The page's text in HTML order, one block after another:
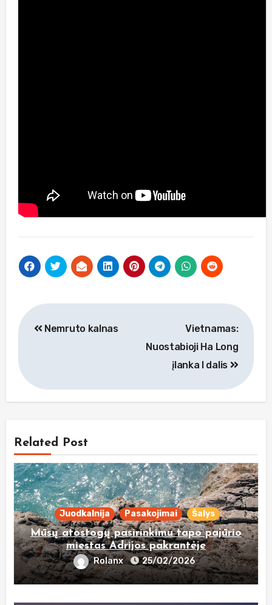
Navigacija
įrašų
Nemruto kalnas
Vietnamas:
Nuostabioji Ha Long
įlanka I dalis
Related Post
Juodkalnija Pasakojimai Šalys
Mūsų atostogų pasirinkimu tapo pajūrio
miestas Adrijos pakrantėje
Rolanx 25/02/2026